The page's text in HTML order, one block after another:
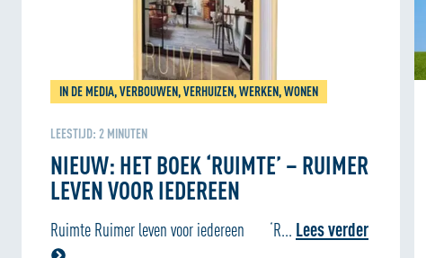
IN DE MEDIA, VERBOUWEN, VERHUIZEN, WERKEN, WONEN
LEESTIJD: 2 MINUTEN
NIEUW: HET BOEK ‘RUIMTE’ – RUIMER
LEVEN VOOR IEDEREEN
Ruimte Ruimer leven voor iedereen ‘R... Lees verder